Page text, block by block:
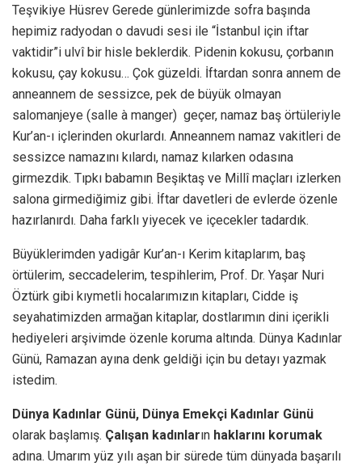
Teşvikiye Hüsrev Gerede günlerimizde sofra başında
hepimiz radyodan o davudi sesi ile “İstanbul için iftar
vaktidir”i ulvî bir hisle beklerdik. Pidenin kokusu, çorbanın
kokusu, çay kokusu… Çok güzeldi. İftardan sonra annem de
anneannem de sessizce, pek de büyük olmayan
salomanjeye (salle à manger) geçer, namaz baş örtüleriyle
Kur’an-ı içlerinden okurlardı. Anneannem namaz vakitleri de
sessizce namazını kılardı, namaz kılarken odasına
girmezdik. Tıpkı babamın Beşiktaş ve Millî maçları izlerken
salona girmediğimiz gibi. İftar davetleri de evlerde özenle
hazırlanırdı. Daha farklı yiyecek ve içecekler tadardık.
Büyüklerimden yadigâr Kur’an-ı Kerim kitaplarım, baş
örtülerim, seccadelerim, tespihlerim, Prof. Dr. Yaşar Nuri
Öztürk gibi kıymetli hocalarımızın kitapları, Cidde iş
seyahatimizden armağan kitaplar, dostlarımın dini içerikli
hediyeleri arşivimde özenle koruma altında. Dünya Kadınlar
Günü, Ramazan ayına denk geldiği için bu detayı yazmak
istedim.
Dünya Kadınlar Günü, Dünya Emekçi Kadınlar Günü
olarak başlamış. Çalışan kadınların haklarını korumak
adına. Umarım yüz yılı aşan bir sürede tüm dünyada başarılı